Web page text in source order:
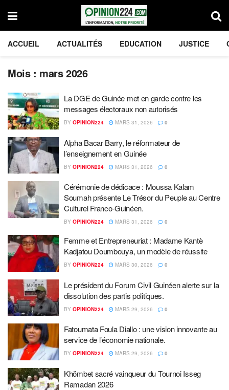
ACCUEIL ACTUALITÉS EDUCATION JUSTICE
Mois : mars 2026
La DGE de Guinée met en garde contre les
messages électoraux non autorisés
BY OPINION224 MARS 31, 2026 0
Alpha Bacar Barry, le réformateur de
l’enseignement en Guinée
BY OPINION224 MARS 31, 2026 0
Cérémonie de dédicace : Moussa Kalam
Soumah présente Le Trésor du Peuple au Centre
Culturel Franco-Guinéen.
BY OPINION224 MARS 31, 2026 0
Femme et Entrepreneuriat : Madame Kantè
Kadjatou Doumbouya, un modèle de réussite
BY OPINION224 MARS 30, 2026 0
Le président du Forum Civil Guinéen alerte sur la
dissolution des partis politiques.
BY OPINION224 MARS 29, 2026 0
Fatoumata Foula Diallo : une vision innovante au
service de l’économie nationale.
BY OPINION224 MARS 29, 2026 0
Khömbet sacré vainqueur du Tournoi Isseg
Ramadan 2026